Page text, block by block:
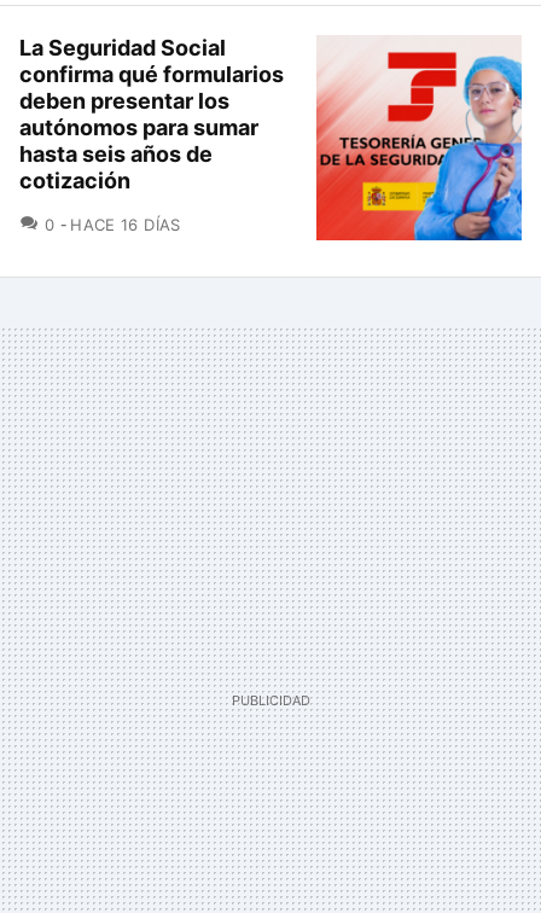
La Seguridad Social
confirma qué formularios
deben presentar los
autónomos para sumar
hasta seis años de
cotización
0 COMENTARIOS
HACE 16 DÍAS